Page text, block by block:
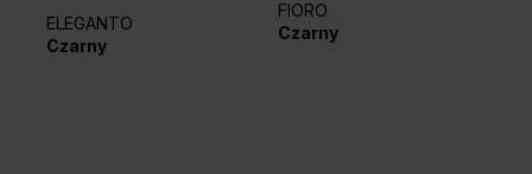
ELEGANTO
Czarny
FIORO
Czarny